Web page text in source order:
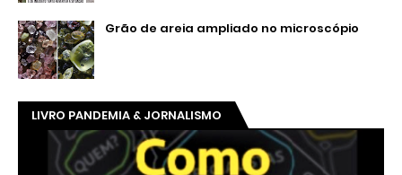
Grão de areia ampliado no microscópio
LIVRO PANDEMIA & JORNALISMO